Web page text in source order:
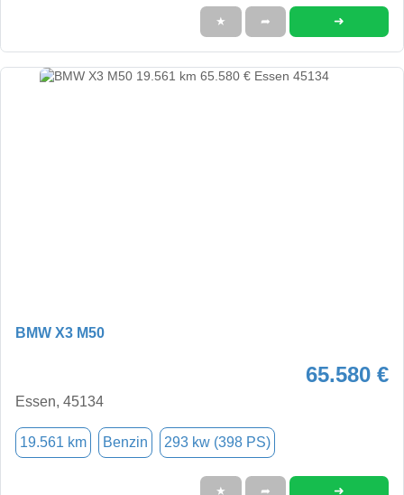
★ ➦ ➜
BMW X3 M50
65.580 €
Essen, 45134
19.561 km Benzin 293 kw (398 PS)
★ ➦ ➜